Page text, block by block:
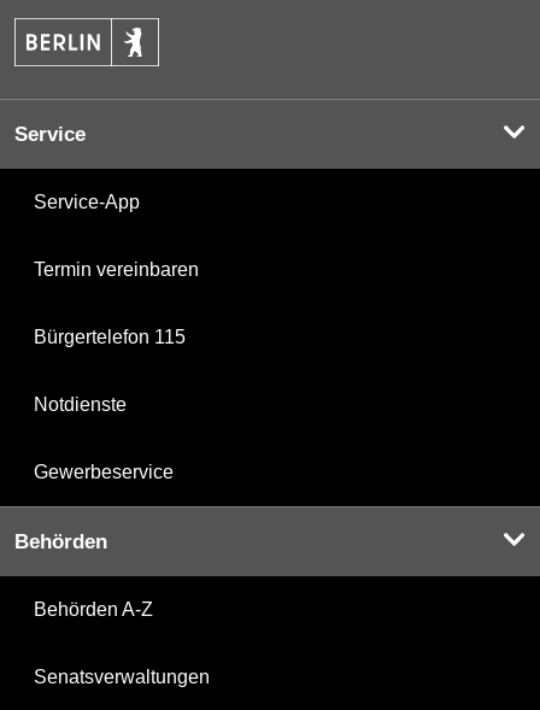
Service
Service-App
Termin vereinbaren
Bürgertelefon 115
Notdienste
Gewerbeservice
Behörden
Behörden A-Z
Senatsverwaltungen